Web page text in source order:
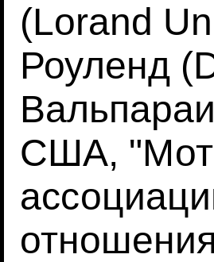
(Lorand
Роуленд
США,